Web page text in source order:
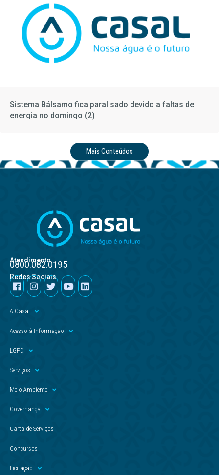
Sistema Bálsamo fica paralisado devido a faltas de
energia no domingo (2)
Mais Conteúdos
Atendimento
0800.082.0195
Redes Sociais
A Casal
Acesso à Informação
LGPD
Serviços
Meio Ambiente
Governança
Carta de Serviços
Concursos
Licitação